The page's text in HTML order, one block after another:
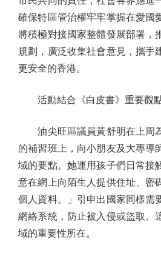
確保特區管治權牢牢掌握在愛國
將積極對接國家整體發展部署，
規劃，廣泛收集社會意見，攜手
更安全的香港。
活動結合《白皮書》重要觀
油尖旺區議員黃舒明在上周
的補習班上，向小朋友及大專導
域的要點。她運用孩子們日常接
意在網上向陌生人提供住址、密
個人資料。」引申出國家同樣需
網絡系統，防止被入侵或盜取。
域的重要性所在。